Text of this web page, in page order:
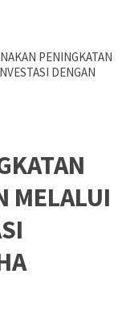
PENINGKATAN
DENGAN
MELALUI